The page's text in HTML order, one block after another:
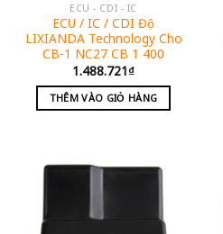
ECU - CDI - IC
ECU / IC / CDI Độ
LIXIANDA Technology Cho
CB-1 NC27 CB 1 400
1.488.721₫
THÊM VÀO GIỎ HÀNG